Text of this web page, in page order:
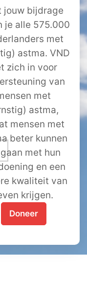
jouw bijdrage
je alle 575.000
met
astma. VND
zich in voor
van
met
astma,
mensen met
beter kunnen
met hun
en een
kwaliteit van
krijgen.
Doneer